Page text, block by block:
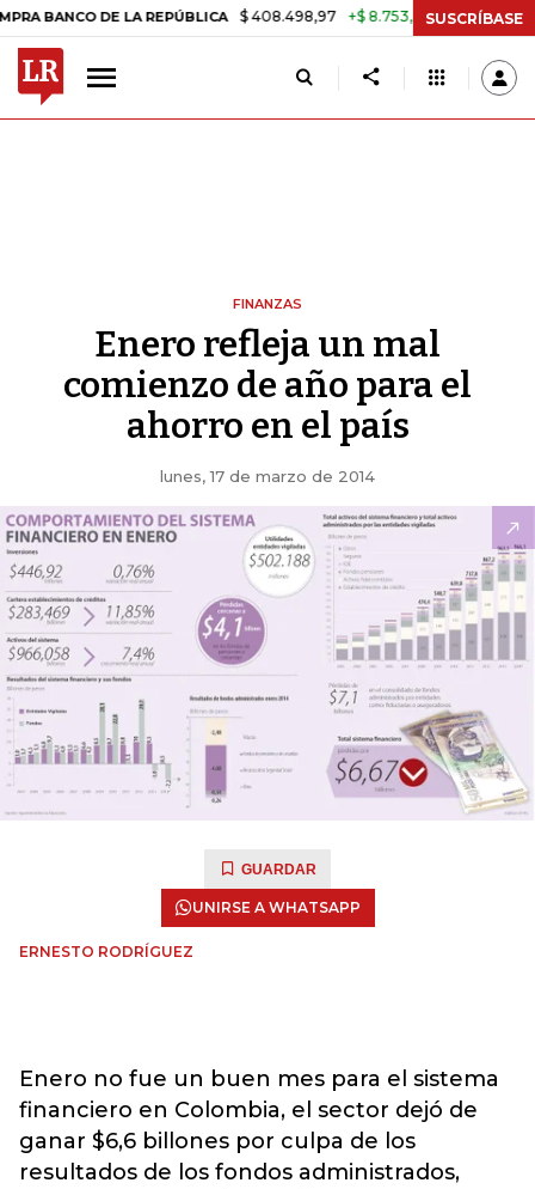
DE LA REPÚBLICA $ 408.498,97 +$ 8.753,81 +2,19% TASA DE
SUSCRÍBASE
FINANZAS
Enero refleja un mal
comienzo de año para el
ahorro en el país
lunes, 17 de marzo de 2014
GUARDAR
UNIRSE A WHATSAPP
ERNESTO RODRÍGUEZ
Enero no fue un buen mes para el sistema
financiero en Colombia, el sector dejó de
ganar $6,6 billones por culpa de los
resultados de los fondos administrados,